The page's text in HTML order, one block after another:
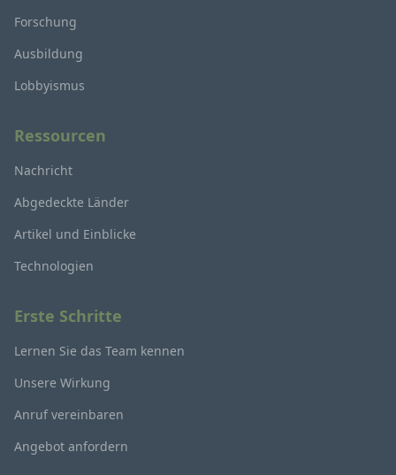
Forschung
Ausbildung
Lobbyismus
Ressourcen
Nachricht
Abgedeckte Länder
Artikel und Einblicke
Technologien
Erste Schritte
Lernen Sie das Team kennen
Unsere Wirkung
Anruf vereinbaren
Angebot anfordern